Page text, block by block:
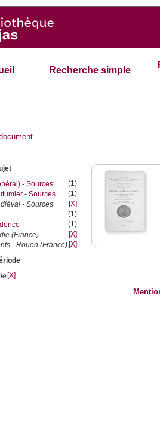
Recherche simple
- Sources
(1)
- Sources
(1)
- Sources
[X]
(1)
(1)
(France)
[X]
- Rouen (France) [X]
[X]